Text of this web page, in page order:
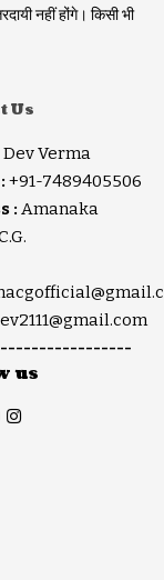
नहीं होंगे। किसी भी
Us
Dev Verma
+91-7489405506
: Amanaka
us